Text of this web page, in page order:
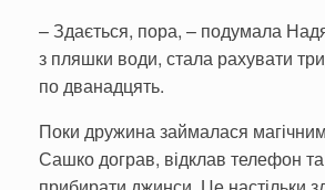
– Здається, пора, – подумала
з пляшки води, стала рахувати
по дванадцять.
Поки дружина займалася
Сашко дограв, відклав телефон